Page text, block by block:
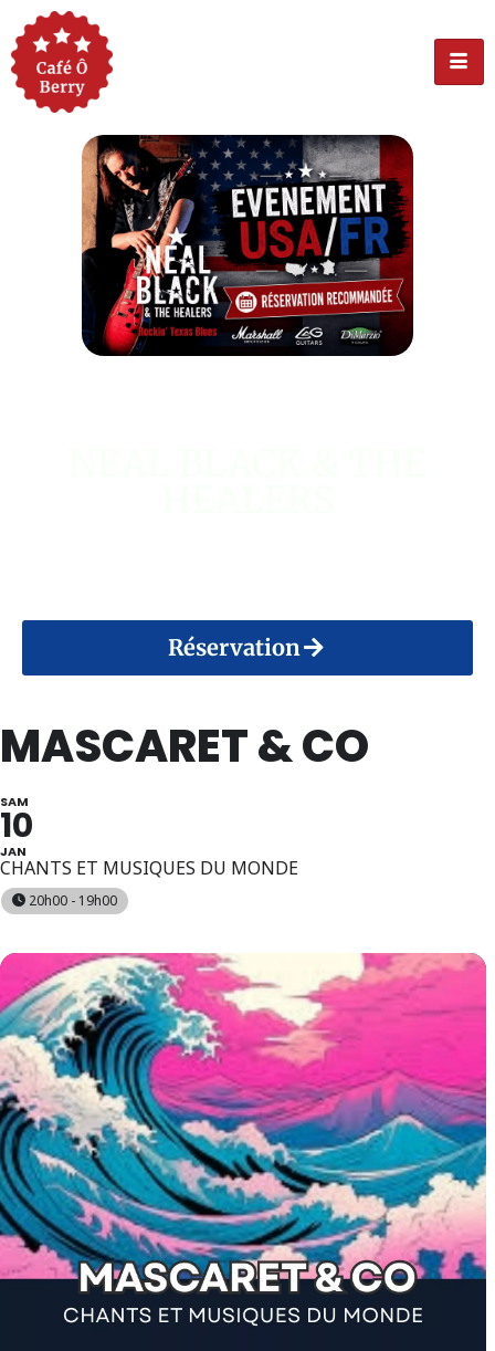
Réservation
MASCARET & CO
SAM
10
JAN
CHANTS ET MUSIQUES DU MONDE
20h00 - 19h00